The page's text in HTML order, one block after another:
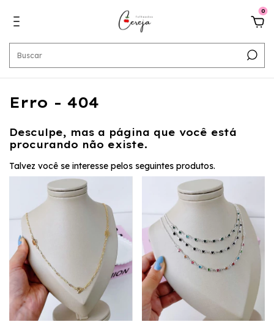
0
Erro - 404
Desculpe, mas a página que você está
procurando não existe.
Talvez você se interesse pelos seguintes produtos.